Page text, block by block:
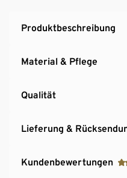
Produktbeschreibung
Material & Pflege
Qualität
Lieferung &
Kundenbewertungen